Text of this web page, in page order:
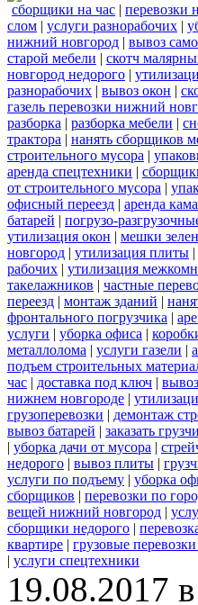
сборщики на час | перевозки
слом | услуги разнорабочих |
нижний новгород | вывоз
старой мебели | скотч
новгород недорого |
разнорабочих | вывоз окон |
газель перевозки нижний
разборка | разборка мебели |
трактора | нанять сборщиков
строительного мусора |
аренда спецтехники |
от строительного мусора |
офисный переезд | аренда
батарей | погрузо-
утилизация окон | мешки
новгород | утилизация плиты |
рабочих | утилизация
такелажников | частные
переезд | монтаж зданий |
фронтального погрузчика |
услуги | уборка офиса |
металлолома | услуги газели |
подъем строительных
час | доставка под ключ |
нижнем новгороде |
грузоперевозки | демонтаж
вывоз батарей | заказать
| уборка дачи от мусора |
недорого | вывоз плиты |
услуги по подъему | уборка
сборщиков | перевозки по
вещей нижний новгород |
сборщики недорого |
квартире | грузовые
| услуги спецтехники
19.08.2017